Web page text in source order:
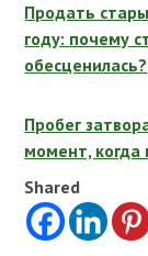
Продать
году: почему
обесценилась?
Пробег
момент, когда
Shared